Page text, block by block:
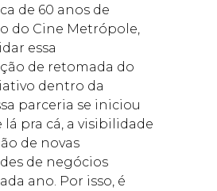
de 60 anos de
do Cine Metrópole,
essa
de retomada do
dentro da
parceria se iniciou
lá pra cá, a visibilidade
de novas
de negócios
ano. Por isso, é